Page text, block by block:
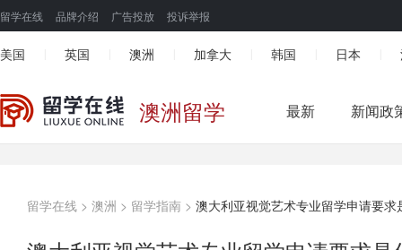
留学在线 品牌介绍 广告投放 投诉举报
美国 英国 澳洲 加拿大 韩国 日本
澳洲留学 最新 新闻政
留学在线 > 澳洲 > 留学指南 > 澳大利亚视觉艺术专业留学申请要